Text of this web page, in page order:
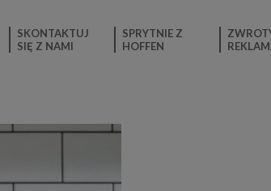
SKONTAKTUJ
SIĘ Z NAMI
SPRYTNIE Z
HOFFEN